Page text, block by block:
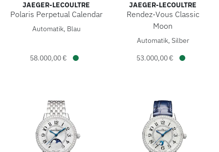
JAEGER-LECOULTRE
Polaris Perpetual Calendar
Jaeger-LeCoultre Polaris Perpetual Calendar, Ref:
Automatik, Blau
58.000,00 €
JAEGER-LECOULTRE
Rendez-Vous Classic
Moon
Jaeger-LeCoultre Rendez-
Automatik, Silber
53.000,00 €